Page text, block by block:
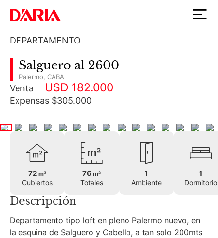
DEPARTAMENTO
Salguero al 2600
Palermo CABA
Venta USD 182.000
Expensas $305.000
72 m²
Cubiertos
76m²
Totales
1
Ambiente
1
Dormitorio
Descripción
Departamento tipo loft en pleno Palermo nuevo, en
la esquina de Salguero y Cabello, a tan solo 200mts